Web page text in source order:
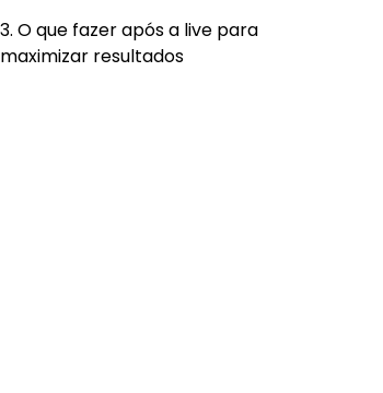
O que fazer após a live para
maximizar resultados